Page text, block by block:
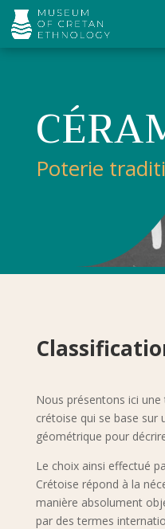
Poterie
Nous présentons ici
crétoise qui se base
géométrique pour
Le choix ainsi effectué
Crétoise répond à la
manière absolument
par des termes